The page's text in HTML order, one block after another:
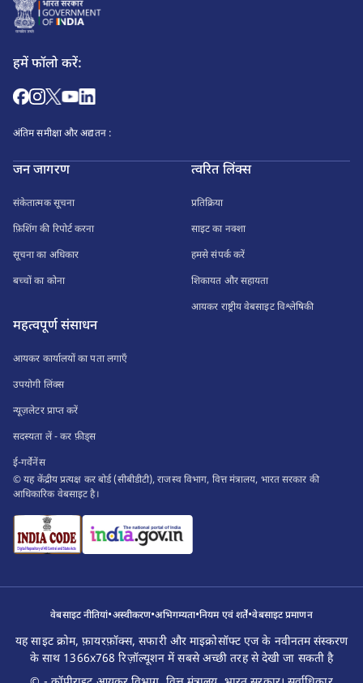
हमें फॉलो करें:
अंतिम समीक्षा और अद्यतन :
जन जागरण
संकेतात्मक सूचना
फ़िशिंग की रिपोर्ट करना
सूचना का अधिकार
बच्चों का कोना
त्वरित लिंक्स
प्रतिक्रिया
साइट का नक्शा
हमसे संपर्क करें
शिकायत और सहायता
आयकर राष्ट्रीय वेबसाइट विश्लेषिकी
महत्वपूर्ण संसाधन
आयकर कार्यालयों का पता लगाएँ
उपयोगी लिंक्स
न्यूज़लेटर प्राप्त करें
सदस्यता लें - कर फ़ीड्स
ई-गर्वेनेंस
© यह केंद्रीय प्रत्यक्ष कर बोर्ड (सीबीडीटी), राजस्व विभाग, वित्त मंत्रालय, भारत सरकार की
आधिकारिक वेबसाइट है।
वेबसाइट नीतियां•अस्वीकरण•अभिगम्यता•नियम एवं शर्तें•वेबसाइट प्रमाणन
यह साइट क्रोम, फ़ायरफ़ॉक्स, सफारी और माइक्रोसॉफ्ट एज के नवीनतम संस्करण
के साथ 1366x768 रिज़ॉल्यूशन में सबसे अच्छी तरह से देखी जा सकती है